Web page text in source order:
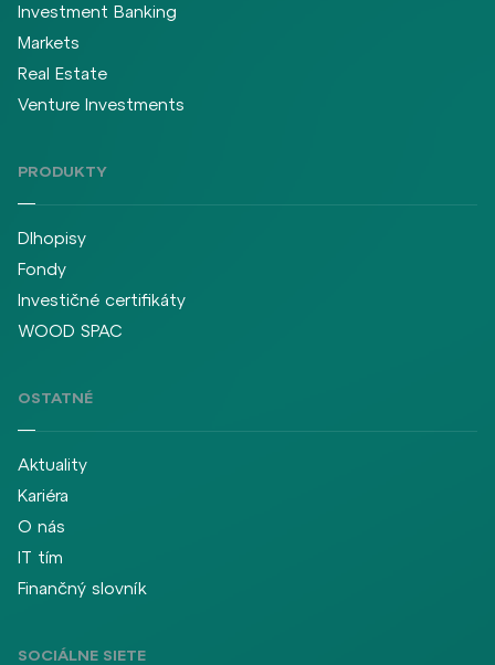
Investment Banking
Markets
Real Estate
Venture Investments
PRODUKTY
Dlhopisy
Fondy
Investičné certifikáty
WOOD SPAC
OSTATNÉ
Aktuality
Kariéra
O nás
IT tím
Finančný slovník
SOCIÁLNE SIETE